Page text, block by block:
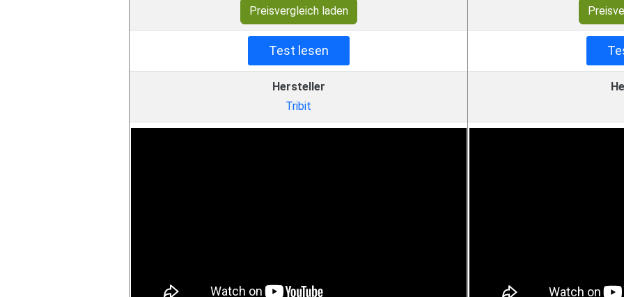
Preisvergleich laden
Test lesen
Hersteller
Tribit